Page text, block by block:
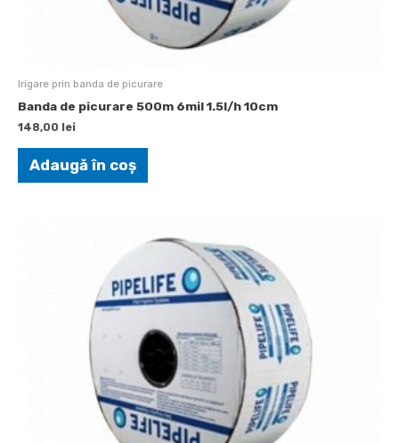
Irigare prin banda de picurare
Banda de picurare 500m 6mil 1.5l/h 10cm
148,00 lei
Adaugă în coș